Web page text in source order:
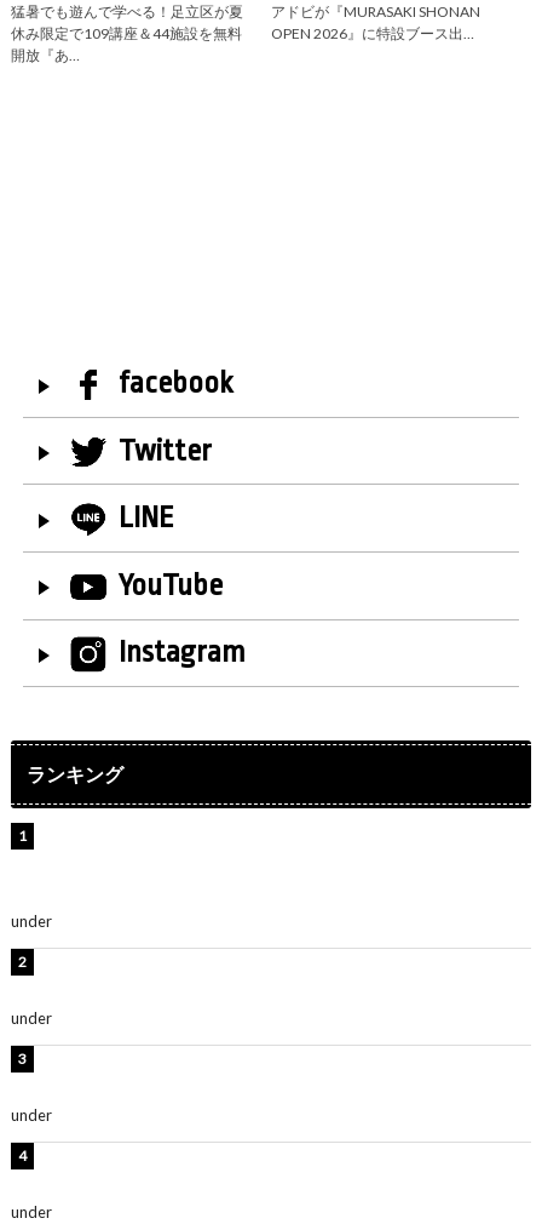
猛暑でも遊んで学べる！足立区が夏
休み限定で109講座＆44施設を無料
開放『あ…
アドビが『MURASAKI SHONAN
OPEN 2026』に特設ブース出…
facebook
Twitter
LINE
YouTube
Instagram
ランキング
under
under
under
under